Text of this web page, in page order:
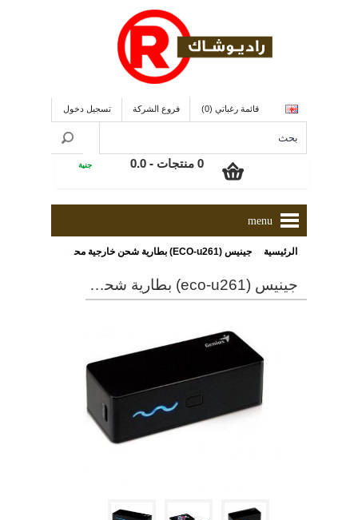
قائمة رغباتي (0) فروع الشركة تسجيل دخول
0 منتجات - 0.0 جنية
menu
الرئيسية جينيس (ECO-u261) بطارية شحن خارجية محمولة
جينيس (eco-u261) بطارية شحن خارجية محمولة